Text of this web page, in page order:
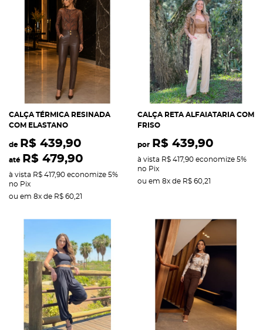
CALÇA TÉRMICA RESINADA
COM ELASTANO
de R$ 439,90
até R$ 479,90
à vista R$ 417,90 economize 5%
no Pix
ou em 8x de R$ 60,21
CALÇA RETA ALFAIATARIA COM
FRISO
por R$ 439,90
à vista R$ 417,90 economize 5%
no Pix
ou em 8x de R$ 60,21